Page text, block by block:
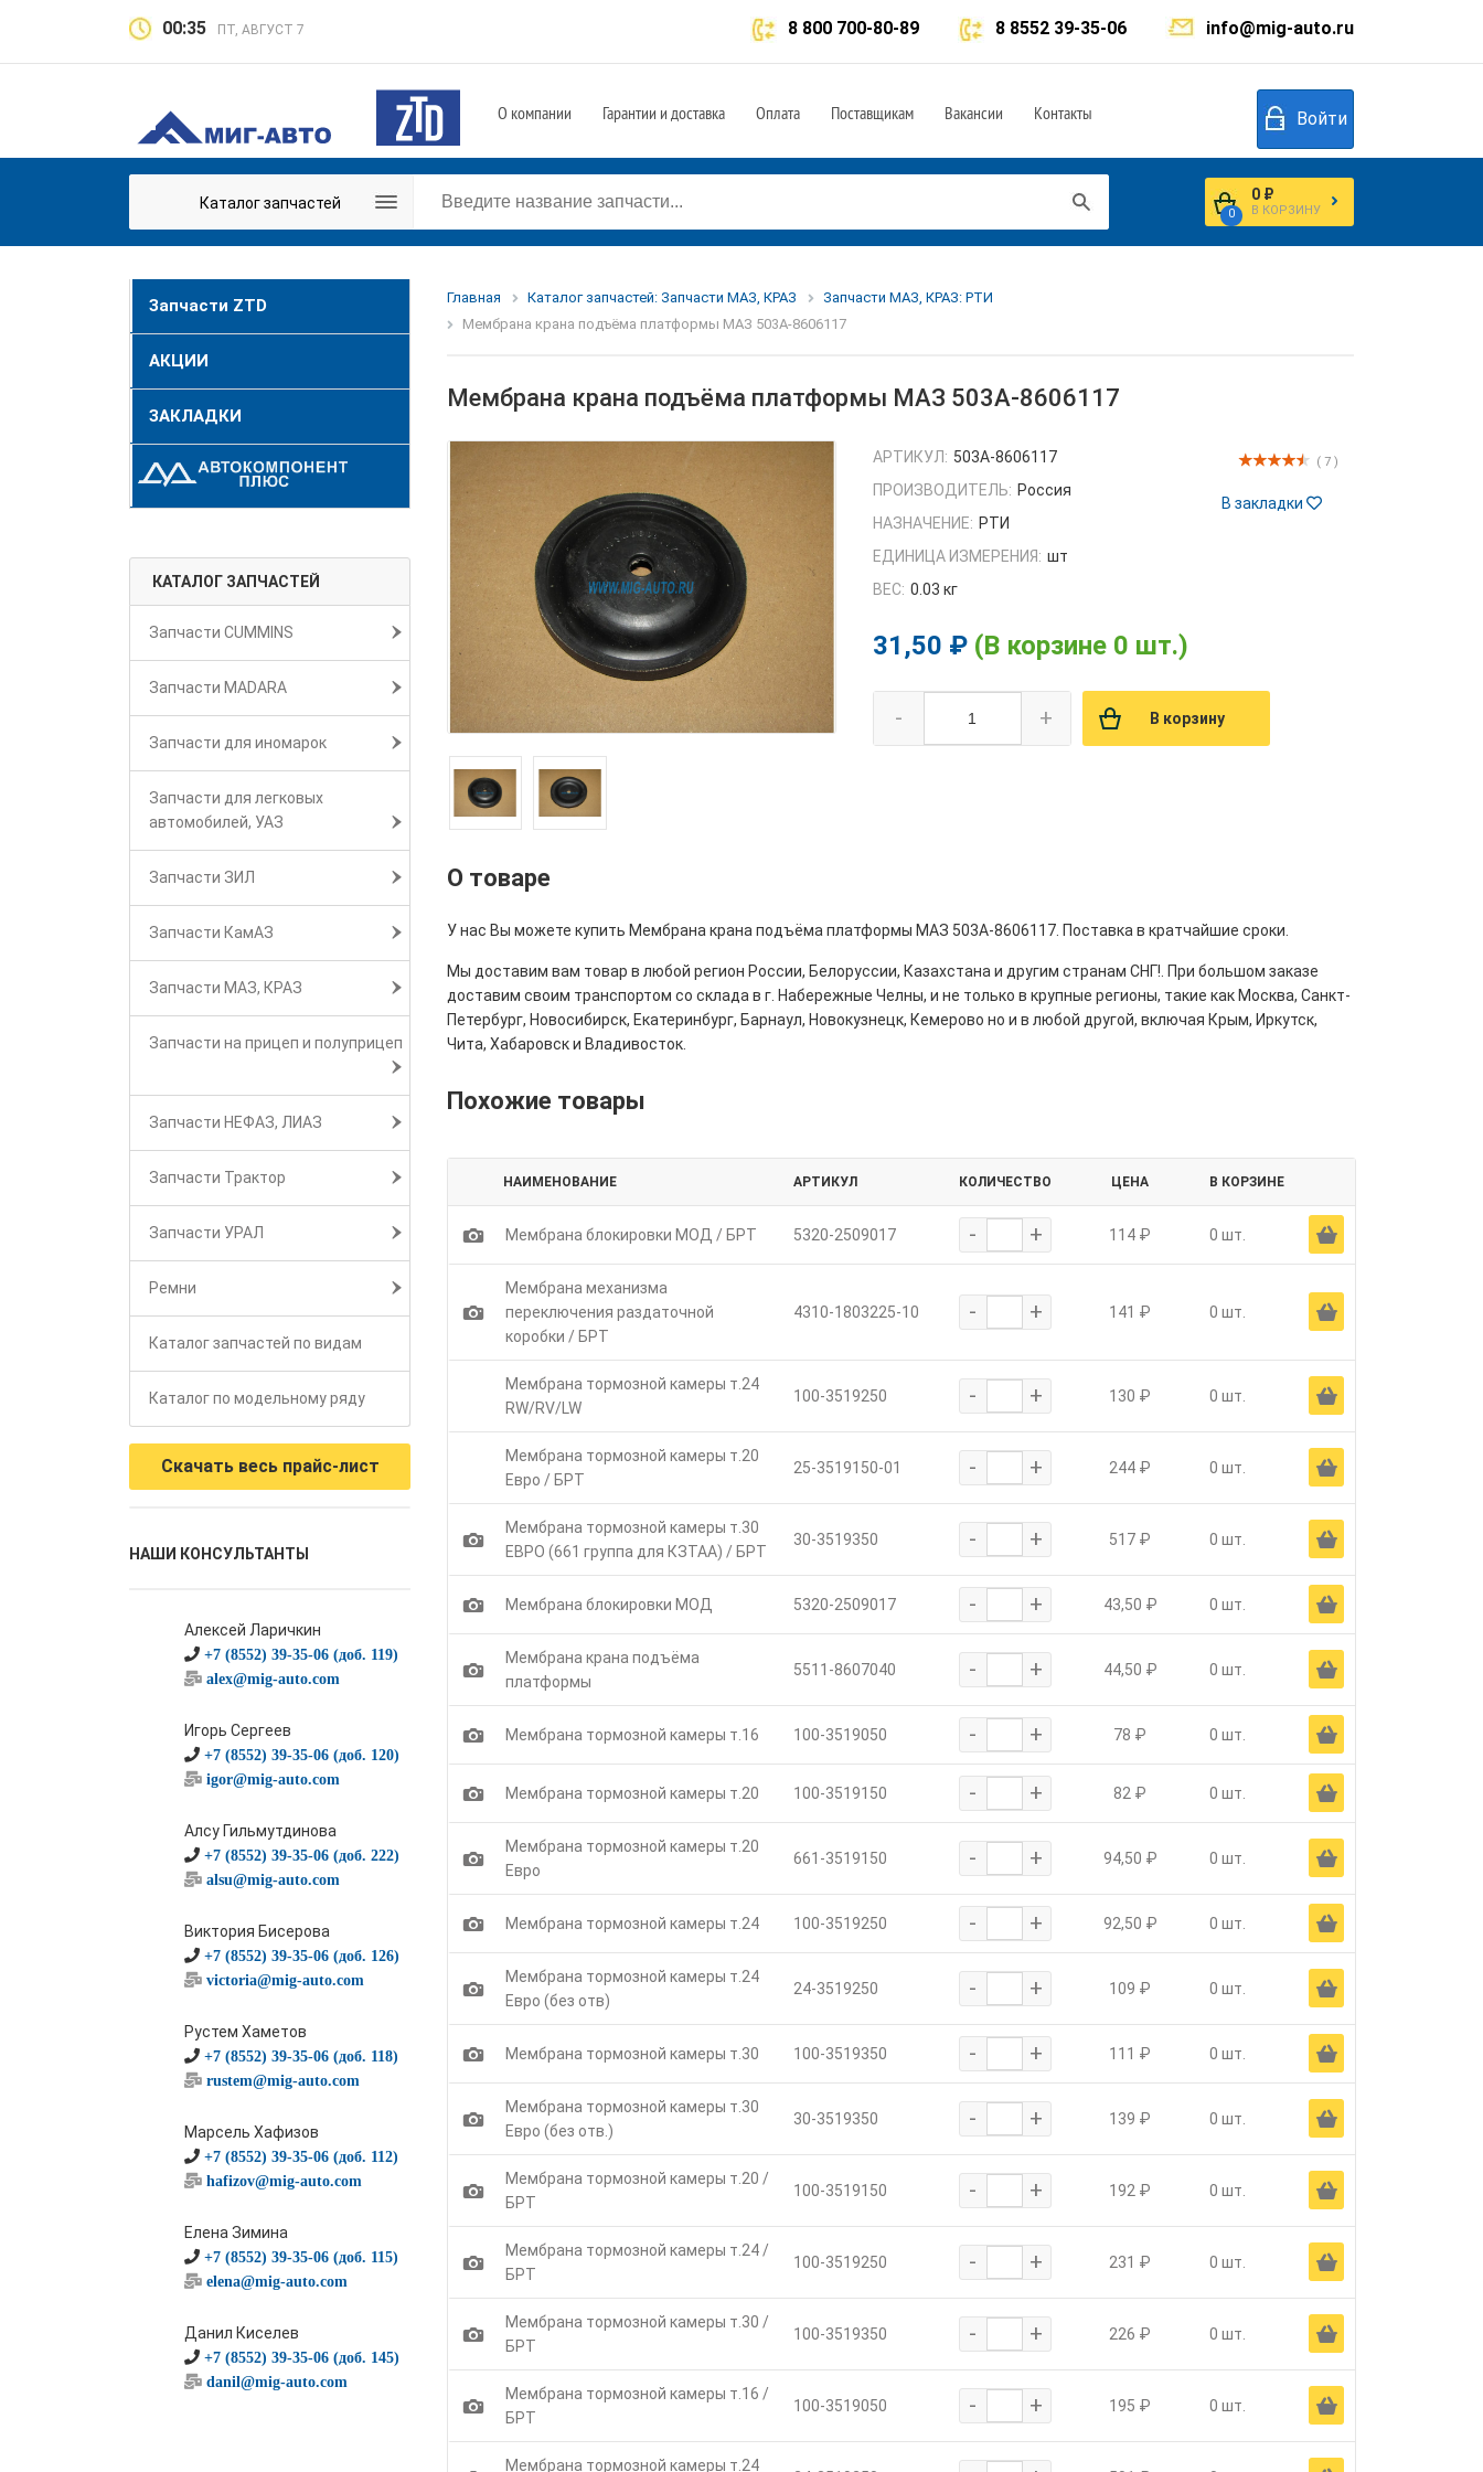
00:35 ПТ, АВГУСТ 7 info@mig-auto.ru
8 8552 39-35-06
8 800 700-80-89
О компании Гарантии и доставка Оплата Поставщикам Вакансии Контакты Войти
Каталог запчастей
0
0 ₽
В КОРЗИНУ
Запчасти ZTD
АКЦИИ
ЗАКЛАДКИ
КАТАЛОГ ЗАПЧАСТЕЙ
Запчасти CUMMINS
Запчасти MADARA
Запчасти для иномарок
Запчасти для легковых
автомобилей, УАЗ
Запчасти ЗИЛ
Запчасти КамАЗ
Запчасти МАЗ, КРАЗ
Запчасти на прицеп и полуприцеп
Запчасти НЕФАЗ, ЛИАЗ
Запчасти Трактор
Запчасти УРАЛ
Ремни
Каталог запчастей по видам
Каталог по модельному ряду
Скачать весь прайс-лист
НАШИ КОНСУЛЬТАНТЫ
Алексей Ларичкин
+7 (8552) 39-35-06 (доб. 119)
alex@mig-auto.com
Игорь Сергеев
+7 (8552) 39-35-06 (доб. 120)
igor@mig-auto.com
Алсу Гильмутдинова
+7 (8552) 39-35-06 (доб. 222)
alsu@mig-auto.com
Виктория Бисерова
+7 (8552) 39-35-06 (доб. 126)
victoria@mig-auto.com
Рустем Хаметов
+7 (8552) 39-35-06 (доб. 118)
rustem@mig-auto.com
Марсель Хафизов
+7 (8552) 39-35-06 (доб. 112)
hafizov@mig-auto.com
Елена Зимина
+7 (8552) 39-35-06 (доб. 115)
elena@mig-auto.com
Данил Киселев
+7 (8552) 39-35-06 (доб. 145)
danil@mig-auto.com
Главная Каталог запчастей: Запчасти МАЗ, КРАЗ
Запчасти МАЗ, КРАЗ: РТИ
Мембрана крана подъёма платформы МАЗ 503А-8606117
Мембрана крана подъёма платформы МАЗ 503А-8606117
( 7 )
В закладки
АРТИКУЛ: 503А-8606117
ПРОИЗВОДИТЕЛЬ: Россия
НАЗНАЧЕНИЕ: РТИ
ЕДИНИЦА ИЗМЕРЕНИЯ: шт
ВЕС: 0.03 кг
31,50 ₽ (В корзине 0 шт.)
- + В корзину
О товаре
У нас Вы можете купить Мембрана крана подъёма платформы МАЗ 503А-8606117. Поставка в кратчайшие сроки.
Мы доставим вам товар в любой регион России, Белоруссии, Казахстана и другим странам СНГ!. При большом заказе
доставим своим транспортом со склада в г. Набережные Челны, и не только в крупные регионы, такие как Москва, Санкт-
Петербург, Новосибирск, Екатеринбург, Барнаул, Новокузнецк, Кемерово но и в любой другой, включая Крым, Иркутск,
Чита, Хабаровск и Владивосток.
Похожие товары
НАИМЕНОВАНИЕ АРТИКУЛ КОЛИЧЕСТВО ЦЕНА В КОРЗИНЕ
1 Мембрана блокировки МОД / БРТ 5320-2509017 - + 114 ₽ 0 шт. Ä
1
Мембрана механизма
переключения раздаточной
коробки / БРТ
4310-1803225-10 - + 141 ₽ 0 шт. Ä
Мембрана тормозной камеры т.24
RW/RV/LW
100-3519250 - + 130 ₽ 0 шт. Ä
Мембрана тормозной камеры т.20
Евро / БРТ
25-3519150-01 - + 244 ₽ 0 шт. Ä
1
Мембрана тормозной камеры т.30
ЕВРО (661 группа для КЗТАА) / БРТ
30-3519350 - + 517 ₽ 0 шт. Ä
1 Мембрана блокировки МОД 5320-2509017 - + 43,50 ₽ 0 шт. Ä
1
Мембрана крана подъёма
платформы
5511-8607040 - + 44,50 ₽ 0 шт. Ä
1 Мембрана тормозной камеры т.16 100-3519050 - + 78 ₽ 0 шт. Ä
1 Мембрана тормозной камеры т.20 100-3519150 - + 82 ₽ 0 шт. Ä
1
Мембрана тормозной камеры т.20
Евро
661-3519150 - + 94,50 ₽ 0 шт. Ä
1 Мембрана тормозной камеры т.24 100-3519250 - + 92,50 ₽ 0 шт. Ä
1
Мембрана тормозной камеры т.24
Евро (без отв)
24-3519250 - + 109 ₽ 0 шт. Ä
1 Мембрана тормозной камеры т.30 100-3519350 - + 111 ₽ 0 шт. Ä
1
Мембрана тормозной камеры т.30
Евро (без отв.)
30-3519350 - + 139 ₽ 0 шт. Ä
1
Мембрана тормозной камеры т.20 /
БРТ
100-3519150 - + 192 ₽ 0 шт. Ä
1
Мембрана тормозной камеры т.24 /
БРТ
100-3519250 - + 231 ₽ 0 шт. Ä
1
Мембрана тормозной камеры т.30 /
БРТ
100-3519350 - + 226 ₽ 0 шт. Ä
1
Мембрана тормозной камеры т.16 /
БРТ
100-3519050 - + 195 ₽ 0 шт. Ä
Мембрана тормозной камеры т.24